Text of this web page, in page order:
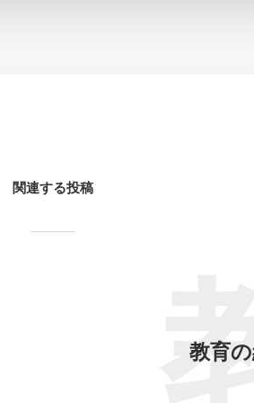
関連する投稿
教育